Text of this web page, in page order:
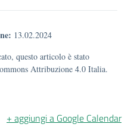
13.02.2024
questo articolo è stato
Attribuzione 4.0 Italia.
+ aggiungi a Google Calendar